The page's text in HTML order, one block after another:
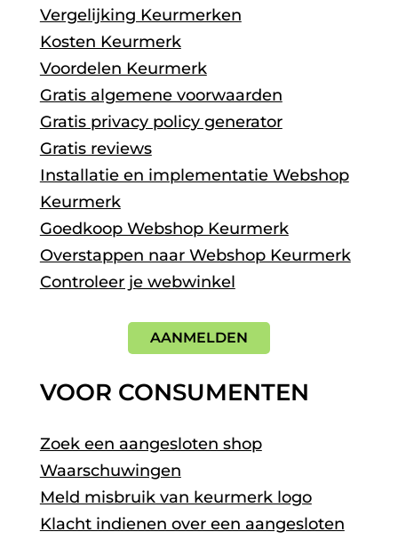
Vergelijking Keurmerken
Kosten Keurmerk
Voordelen Keurmerk
Gratis algemene voorwaarden
Gratis privacy policy generator
Gratis reviews
Installatie en implementatie Webshop
Keurmerk
Goedkoop Webshop Keurmerk
Overstappen naar Webshop Keurmerk
Controleer je webwinkel
AANMELDEN
VOOR CONSUMENTEN
Zoek een aangesloten shop
Waarschuwingen
Meld misbruik van keurmerk logo
Klacht indienen over een aangesloten